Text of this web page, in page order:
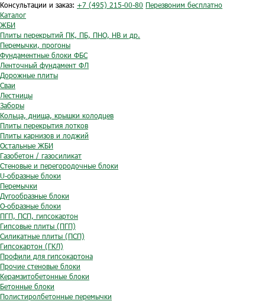
Консультации и заказ: +7 (495) 215-00-80 Перезвоним бесплатно
Каталог
ЖБИ
Плиты перекрытий ПК, ПБ, ПНО, НВ и др.
Перемычки, прогоны
Фундаментные блоки ФБС
Ленточный фундамент ФЛ
Дорожные плиты
Сваи
Лестницы
Заборы
Кольца, днища, крышки колодцев
Плиты перекрытия лотков
Плиты карнизов и лоджий
Остальные ЖБИ
Газобетон / газосиликат
Стеновые и перегородочные блоки
U-образные блоки
Перемычки
Дугообразные блоки
O-образные блоки
ПГП, ПСП, гипсокартон
Гипсовые плиты (ПГП)
Силикатные плиты (ПСП)
Гипсокартон (ГКЛ)
Профили для гипсокартона
Прочие стеновые блоки
Керамзитобетонные блоки
Бетонные блоки
Полистиролбетонные перемычки